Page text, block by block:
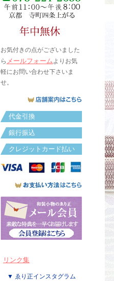
お気付きの点がございました
ら メールフォームよりお気
軽にお問い合わせ下さいま
せ。
代金引換
銀行振込
クレジットカード払い
リンク集
▼ ゑり正インスタグラム